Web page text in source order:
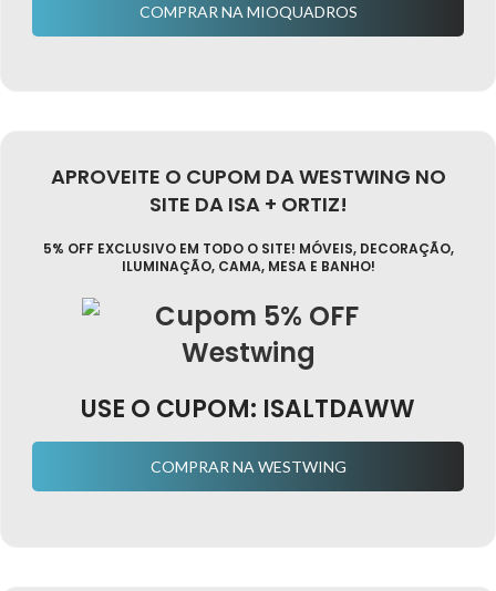
COMPRAR NA MIOQUADROS
APROVEITE O CUPOM DA WESTWING NO
SITE DA ISA + ORTIZ!
5% OFF EXCLUSIVO EM TODO O SITE! MÓVEIS, DECORAÇÃO,
ILUMINAÇÃO, CAMA, MESA E BANHO!
USE O CUPOM: ISALTDAWW
COMPRAR NA WESTWING